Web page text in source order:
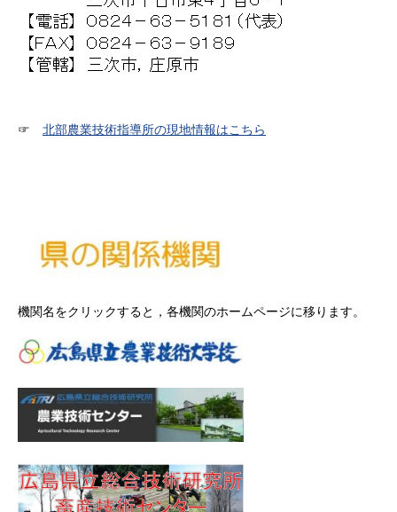
☞ 北部農業技術指導所の現地情報はこちら
機関名をクリックすると，各機関のホームページに移ります。